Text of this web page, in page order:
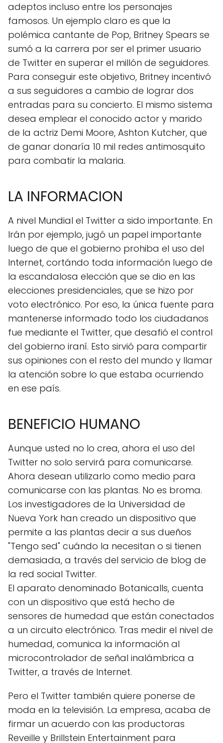
adeptos incluso entre los personajes
famosos. Un ejemplo claro es que la
polémica cantante de Pop, Britney Spears se
sumó a la carrera por ser el primer usuario
de Twitter en superar el millón de seguidores.
Para conseguir este objetivo, Britney incentivó
a sus seguidores a cambio de lograr dos
entradas para su concierto. El mismo sistema
desea emplear el conocido actor y marido
de la actriz Demi Moore, Ashton Kutcher, que
de ganar donaría 10 mil redes antimosquito
para combatir la malaria.
LA INFORMACION
A nivel Mundial el Twitter a sido importante. En
Irán por ejemplo, jugó un papel importante
luego de que el gobierno prohiba el uso del
Internet, cortándo toda información luego de
la escandalosa elección que se dio en las
elecciones presidenciales, que se hizo por
voto electrónico. Por eso, la única fuente para
mantenerse informado todo los ciudadanos
fue mediante el Twitter, que desafió el control
del gobierno iraní. Esto sirvió para compartir
sus opiniones con el resto del mundo y llamar
la atención sobre lo que estaba ocurriendo
en ese país.
BENEFICIO HUMANO
Aunque usted no lo crea, ahora el uso del
Twitter no solo servirá para comunicarse.
Ahora desean utilizarlo como medio para
comunicarse con las plantas. No es broma.
Los investigadores de la Universidad de
Nueva York han creado un dispositivo que
permite a las plantas decir a sus dueños
"Tengo sed" cuándo la necesitan o si tienen
demasiada, a través del servicio de blog de
la red social Twitter.
El aparato denominado Botanicalls, cuenta
con un dispositivo que está hecho de
sensores de humedad que están conectados
a un circuito electrónico. Tras medir el nivel de
humedad, comunica la información al
microcontrolador de señal inalámbrica a
Twitter, a través de Internet.
Pero el Twitter también quiere ponerse de
moda en la televisión. La empresa, acaba de
firmar un acuerdo con las productoras
Reveille y Brillstein Entertainment para